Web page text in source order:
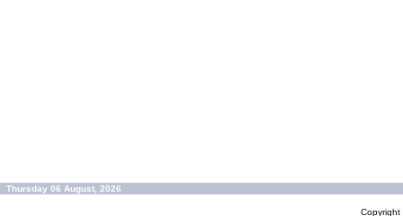
Thursday 06 August, 2026